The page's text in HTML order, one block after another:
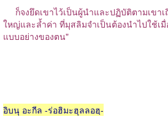
ก็จงยึดเขาไว้เป็นผู้นำและปฏิบัติตามเขา
ใหญ่และล้ำค่า ที่มุสลิมจำเป็นต้องนำไปใช้เ
แบบอย่างของตน"
อิบนุ อะกีล -ร่อฮิมะฮุลลอฮฺ-